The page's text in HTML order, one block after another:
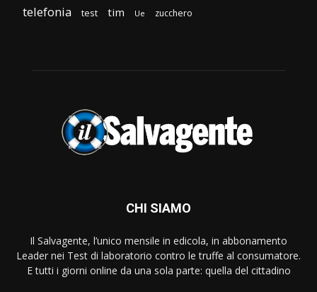
telefonia test tim Ue zucchero
CHI SIAMO
Il Salvagente, l’unico mensile in edicola, in abbonamento
Leader nei Test di laboratorio contro le truffe al consumatore.
E tutti i giorni online da una sola parte: quella del cittadino